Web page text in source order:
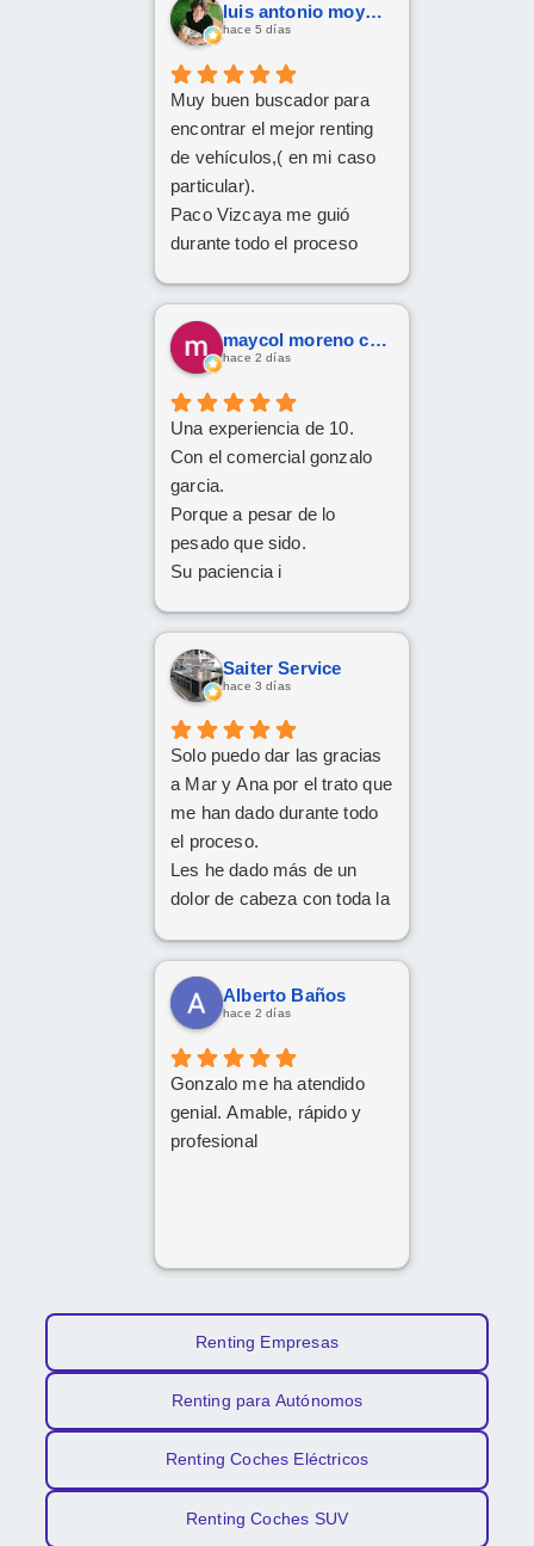
luis antonio moya fernandez
hace 5 días
Muy buen buscador para
encontrar el mejor renting
de vehículos,( en mi caso
particular).
Paco Vizcaya me guió
durante todo el proceso
Formentor al mejor precio.
Ahora a esperar la entrega
que esperamos sea lo más
maycol moreno cuervo
hace 2 días
Una experiencia de 10.
Con el comercial gonzalo
garcia.
Porque a pesar de lo
pesado que sido.
Su paciencia i
Han cumplido el sueño de
mi familia
De tener el coche deseado.
cordial
Da gusto comunicarse con
personas asi.
Saiter Service
hace 3 días
Solo puedo dar las gracias
a Mar y Ana por el trato que
me han dado durante todo
el proceso.
Les he dado más de un
dolor de cabeza con toda la
trámites, pero siempre han
tenido una paciencia
increíble y un trato cercano
implicación y
conseguido sacar adelante
la operación de renting.
Alberto Baños
hace 2 días
Gonzalo me ha atendido
genial. Amable, rápido y
profesional
Renting Empresas
Renting para Autónomos
Renting Coches Eléctricos
Renting Coches SUV